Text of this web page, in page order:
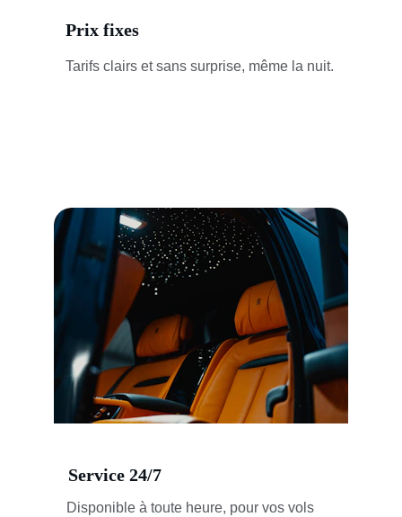
Prix fixes
Tarifs clairs et sans surprise, même la nuit.
Service 24/7
Disponible à toute heure, pour vos vols